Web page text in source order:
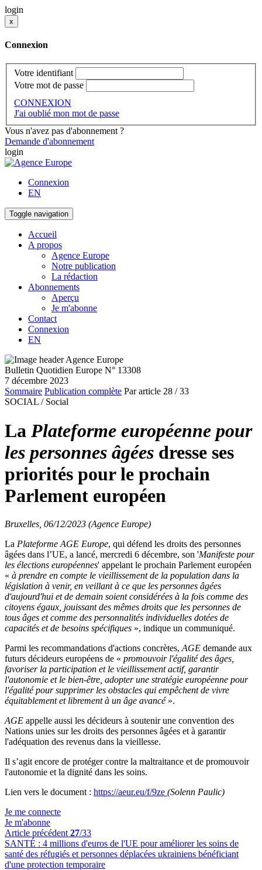
login
x
Connexion
Votre identifiant
Votre mot de passe
CONNEXION
J'ai oublié mon mot de passe
Vous n'avez pas d'abonnement ?
Demande d'abonnement
login
Connexion
EN
Toggle navigation
Accueil
A propos
Agence Europe
Notre publication
La rédaction
Abonnements
Aperçu
Je m'abonne
Contact
Connexion
EN
Bulletin Quotidien Europe N° 13308
7 décembre 2023
Sommaire Publication complète Par article 28 / 33
SOCIAL / Social
La Plateforme européenne pour
les personnes âgées dresse ses
priorités pour le prochain
Parlement européen
Bruxelles, 06/12/2023 (Agence Europe)
La Plateforme AGE Europe, qui défend les droits des personnes
âgées dans l’UE, a lancé, mercredi 6 décembre, son 'Manifeste pour
les élections européennes' appelant le prochain Parlement européen
« à prendre en compte le vieillissement de la population dans la
législation à venir, en veillant à ce que les personnes âgées
d'aujourd'hui et de demain soient considérées à la fois comme des
citoyens égaux, jouissant des mêmes droits que les personnes de
tous âges et comme des personnalités individuelles dotées de
capacités et de besoins spécifiques », indique un communiqué.
Parmi les recommandations d'actions concrètes, AGE demande aux
futurs décideurs européens de « promouvoir l'égalité des âges,
favoriser la participation et le vieillissement actif, garantir
l'autonomie et le bien-être, adopter une stratégie européenne pour
l'égalité pour supprimer les obstacles qui empêchent de vivre
équitablement et librement à un âge avancé».
AGE appelle aussi les décideurs à soutenir une convention des
Nations unies sur les droits des personnes âgées et à garantir
l'adéquation des revenus dans la vieillesse.
Il s’agit encore de protéger contre la maltraitance et de promouvoir
l'autonomie et la dignité dans les soins.
Lien vers le document : https://aeur.eu/f/9ze (Solenn Paulic)
Je me connecte
Je m'abonne
Article précédent 27/33
SANTÉ : 4 millions d'euros de l'UE pour améliorer les soins de
santé des réfugiés et personnes déplacées ukrainiens bénéficiant
d'une protection temporaire